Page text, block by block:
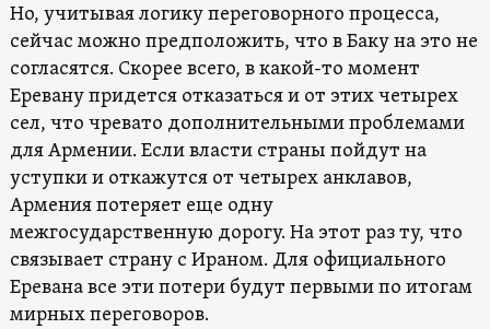
Но, учитывая логику переговорного процесса,
сейчас можно предположить, что в Баку на это не
согласятся. Скорее всего, в какой-то момент
Еревану придется отказаться и от этих четырех
сел, что чревато дополнительными проблемами
для Армении. Если власти страны пойдут на
уступки и откажутся от четырех анклавов,
Армения потеряет еще одну
межгосударственную дорогу. На этот раз ту, что
связывает страну с Ираном. Для официального
Еревана все эти потери будут первыми по итогам
мирных переговоров.